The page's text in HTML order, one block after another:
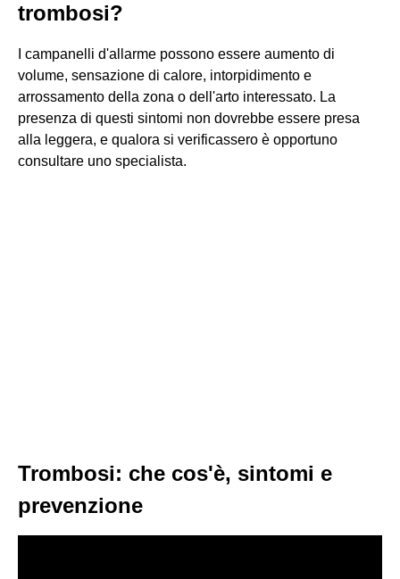
trombosi?
I campanelli d'allarme possono essere aumento di
volume, sensazione di calore, intorpidimento e
arrossamento della zona o dell'arto interessato. La
presenza di questi sintomi non dovrebbe essere presa
alla leggera, e qualora si verificassero è opportuno
consultare uno specialista.
Trombosi: che cos'è, sintomi e
prevenzione